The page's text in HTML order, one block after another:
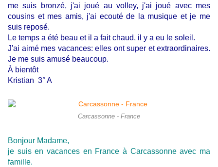
me suis bronzé, j'ai joué au volley, j'ai joué avec mes
cousins et mes amis, j'ai ecouté de la musique et je me
suis reposé.
Le temps a été beau et il a fait chaud, il y a eu le soleil.
J'ai aimé mes vacances: elles ont super et extraordinaires.
Je me suis amusé beaucoup.
À bientôt
Kristian 3° A
Carcassonne - France
Bonjour Madame,
je suis en vacances en France à Carcassonne avec ma
famille.